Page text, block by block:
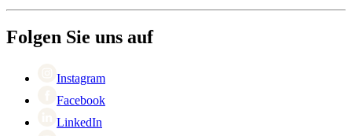
Rückgabe
Black Friday
Singles Day
Folgen Sie uns auf
Instagram
Facebook
LinkedIn